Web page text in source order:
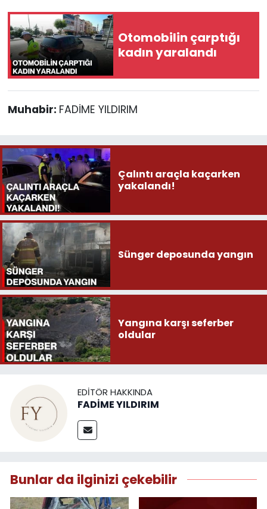
Otomobilin çarptığı
kadın yaralandı
Muhabir: FADİME YILDIRIM
Çalıntı araçla kaçarken
yakalandı!
Sünger deposunda yangın
Yangına karşı seferber
oldular
EDITÖR HAKKINDA
FADİME YILDIRIM
Bunlar da ilginizi çekebilir